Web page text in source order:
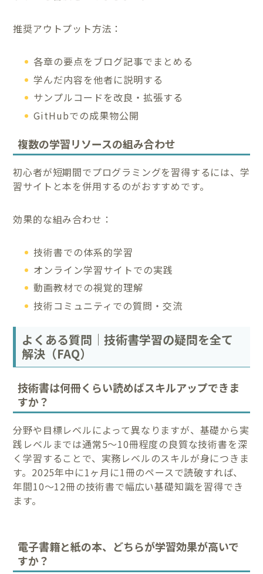
推奨アウトプット方法：
各章の要点をブログ記事でまとめる
学んだ内容を他者に説明する
サンプルコードを改良・拡張する
GitHubでの成果物公開
複数の学習リソースの組み合わせ
初心者が短期間でプログラミングを習得するには、学
習サイトと本を併用するのがおすすめです。
効果的な組み合わせ：
技術書での体系的学習
オンライン学習サイトでの実践
動画教材での視覚的理解
技術コミュニティでの質問・交流
よくある質問｜技術書学習の疑問を全て
解決（FAQ）
技術書は何冊くらい読めばスキルアップできま
すか？
分野や目標レベルによって異なりますが、基礎から実
践レベルまでは通常5〜10冊程度の良質な技術書を深
く学習することで、実務レベルのスキルが身につきま
す。2025年中に1ヶ月に1冊のペースで読破すれば、
年間10〜12冊の技術書で幅広い基礎知識を習得でき
ます。
電子書籍と紙の本、どちらが学習効果が高いで
すか？